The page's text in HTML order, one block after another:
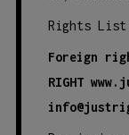
Rights
Foreign
RIGHT